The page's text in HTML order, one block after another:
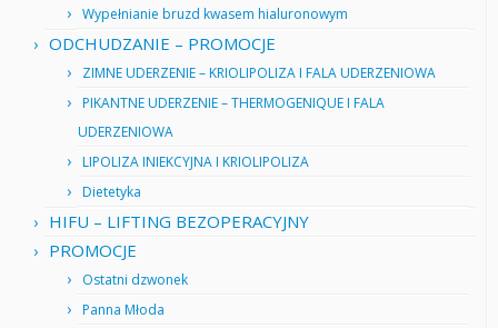
Wypełnianie bruzd kwasem hialuronowym
ODCHUDZANIE – PROMOCJE
ZIMNE UDERZENIE – KRIOLIPOLIZA I FALA UDERZENIOWA
PIKANTNE UDERZENIE – THERMOGENIQUE I FALA
UDERZENIOWA
LIPOLIZA INIEKCYJNA I KRIOLIPOLIZA
Dietetyka
HIFU – LIFTING BEZOPERACYJNY
PROMOCJE
Ostatni dzwonek
Panna Młoda